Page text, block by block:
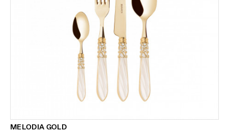
MELODIA GOLD